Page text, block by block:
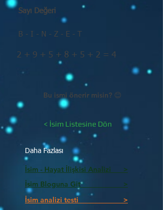
Sayı Değeri
B - I - N - Z - E - T
2 + 9 + 5 + 8 + 5 + 2 = 4
Bu ismi önerir misin? 😊
< İsim Listesine Dön
Daha Fazlası
İsim - Hayat İlişkisi Analizi >
İsim Bloguna Git >
İsim analizi testi >